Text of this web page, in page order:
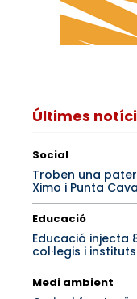
Últimes
Social
Troben una
Ximo i Punta
Educació
Educació injecta
col·legis i
Medi ambient